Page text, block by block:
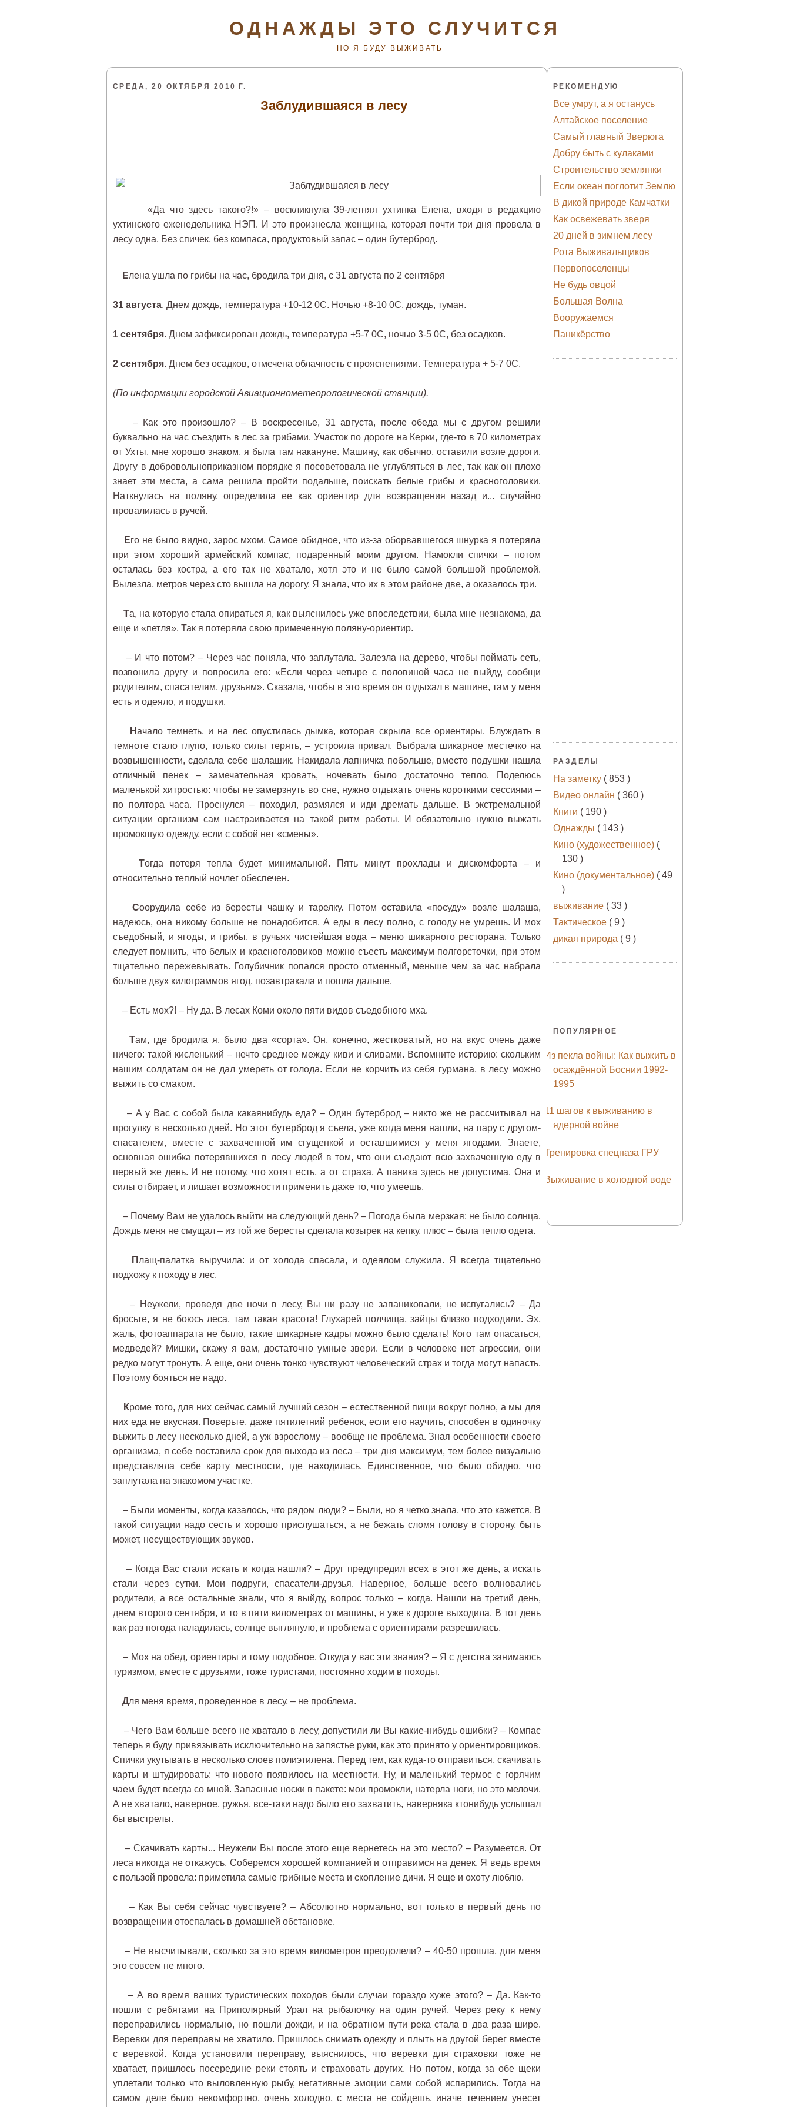
ОДНАЖДЫ ЭТО СЛУЧИТСЯ
НО Я БУДУ ВЫЖИВАТЬ
СРЕДА, 20 ОКТЯБРЯ 2010 Г.
Заблудившаяся в лесу
«Да что здесь такого?!» – воскликнула 39-летняя ухтинка Елена, входя в редакцию
ухтинского еженедельника НЭП. И это произнесла женщина, которая почти три дня провела в
лесу одна. Без спичек, без компаса, продуктовый запас – один бутерброд.
Елена ушла по грибы на час, бродила три дня, с 31 августа по 2 сентября
31 августа. Днем дождь, температура +10-12 0С. Ночью +8-10 0С, дождь, туман.
1 сентября. Днем зафиксирован дождь, температура +5-7 0С, ночью 3-5 0С, без осадков.
2 сентября. Днем без осадков, отмечена облачность с прояснениями. Температура + 5-7 0С.
(По информации городской Авиационнометеорологической станции).
– Как это произошло? – В воскресенье, 31 августа, после обеда мы с другом решили
буквально на час съездить в лес за грибами. Участок по дороге на Керки, где-то в 70 километрах
от Ухты, мне хорошо знаком, я была там накануне. Машину, как обычно, оставили возле дороги.
Другу в добровольноприказном порядке я посоветовала не углубляться в лес, так как он плохо
знает эти места, а сама решила пройти подальше, поискать белые грибы и красноголовики.
Наткнулась на поляну, определила ее как ориентир для возвращения назад и... случайно
провалилась в ручей.
Его не было видно, зарос мхом. Самое обидное, что из-за оборвавшегося шнурка я потеряла
при этом хороший армейский компас, подаренный моим другом. Намокли спички – потом
осталась без костра, а его так не хватало, хотя это и не было самой большой проблемой.
Вылезла, метров через сто вышла на дорогу. Я знала, что их в этом районе две, а оказалось три.
Та, на которую стала опираться я, как выяснилось уже впоследствии, была мне незнакома, да
еще и «петля». Так я потеряла свою примеченную поляну-ориентир.
– И что потом? – Через час поняла, что заплутала. Залезла на дерево, чтобы поймать сеть,
позвонила другу и попросила его: «Если через четыре с половиной часа не выйду, сообщи
родителям, спасателям, друзьям». Сказала, чтобы в это время он отдыхал в машине, там у меня
есть и одеяло, и подушки.
Начало темнеть, и на лес опустилась дымка, которая скрыла все ориентиры. Блуждать в
темноте стало глупо, только силы терять, – устроила привал. Выбрала шикарное местечко на
возвышенности, сделала себе шалашик. Накидала лапничка побольше, вместо подушки нашла
отличный пенек – замечательная кровать, ночевать было достаточно тепло. Поделюсь
маленькой хитростью: чтобы не замерзнуть во сне, нужно отдыхать очень короткими сессиями –
по полтора часа. Проснулся – походил, размялся и иди дремать дальше. В экстремальной
ситуации организм сам настраивается на такой ритм работы. И обязательно нужно выжать
промокшую одежду, если с собой нет «смены».
Тогда потеря тепла будет минимальной. Пять минут прохлады и дискомфорта – и
относительно теплый ночлег обеспечен.
Соорудила себе из бересты чашку и тарелку. Потом оставила «посуду» возле шалаша,
надеюсь, она никому больше не понадобится. А еды в лесу полно, с голоду не умрешь. И мох
съедобный, и ягоды, и грибы, в ручьях чистейшая вода – меню шикарного ресторана. Только
следует помнить, что белых и красноголовиков можно съесть максимум полгорсточки, при этом
тщательно пережевывать. Голубичник попался просто отменный, меньше чем за час набрала
больше двух килограммов ягод, позавтракала и пошла дальше.
– Есть мох?! – Ну да. В лесах Коми около пяти видов съедобного мха.
Там, где бродила я, было два «сорта». Он, конечно, жестковатый, но на вкус очень даже
ничего: такой кисленький – нечто среднее между киви и сливами. Вспомните историю: скольким
нашим солдатам он не дал умереть от голода. Если не корчить из себя гурмана, в лесу можно
выжить со смаком.
– А у Вас с собой была какаянибудь еда? – Один бутерброд – никто же не рассчитывал на
прогулку в несколько дней. Но этот бутерброд я съела, уже когда меня нашли, на пару с другом-
спасателем, вместе с захваченной им сгущенкой и оставшимися у меня ягодами. Знаете,
основная ошибка потерявшихся в лесу людей в том, что они съедают всю захваченную еду в
первый же день. И не потому, что хотят есть, а от страха. А паника здесь не допустима. Она и
силы отбирает, и лишает возможности применить даже то, что умеешь.
– Почему Вам не удалось выйти на следующий день? – Погода была мерзкая: не было солнца.
Дождь меня не смущал – из той же бересты сделала козырек на кепку, плюс – была тепло одета.
П лащ-палатка выручила: и от холода спасала, и одеялом служила. Я всегда тщательно
подхожу к походу в лес.
– Неужели, проведя две ночи в лесу, Вы ни разу не запаниковали, не испугались? – Да
бросьте, я не боюсь леса, там такая красота! Глухарей полчища, зайцы близко подходили. Эх,
жаль, фотоаппарата не было, такие шикарные кадры можно было сделать! Кого там опасаться,
медведей? Мишки, скажу я вам, достаточно умные звери. Если в человеке нет агрессии, они
редко могут тронуть. А еще, они очень тонко чувствуют человеческий страх и тогда могут напасть.
Поэтому бояться не надо.
Кроме того, для них сейчас самый лучший сезон – естественной пищи вокруг полно, а мы для
них еда не вкусная. Поверьте, даже пятилетний ребенок, если его научить, способен в одиночку
выжить в лесу несколько дней, а уж взрослому – вообще не проблема. Зная особенности своего
организма, я себе поставила срок для выхода из леса – три дня максимум, тем более визуально
представляла себе карту местности, где находилась. Единственное, что было обидно, что
заплутала на знакомом участке.
– Были моменты, когда казалось, что рядом люди? – Были, но я четко знала, что это кажется. В
такой ситуации надо сесть и хорошо прислушаться, а не бежать сломя голову в сторону, быть
может, несуществующих звуков.
– Когда Вас стали искать и когда нашли? – Друг предупредил всех в этот же день, а искать
стали через сутки. Мои подруги, спасатели-друзья. Наверное, больше всего волновались
родители, а все остальные знали, что я выйду, вопрос только – когда. Нашли на третий день,
днем второго сентября, и то в пяти километрах от машины, я уже к дороге выходила. В тот день
как раз погода наладилась, солнце выглянуло, и проблема с ориентирами разрешилась.
– Мох на обед, ориентиры и тому подобное. Откуда у вас эти знания? – Я с детства занимаюсь
туризмом, вместе с друзьями, тоже туристами, постоянно ходим в походы.
Для меня время, проведенное в лесу, – не проблема.
– Чего Вам больше всего не хватало в лесу, допустили ли Вы какие-нибудь ошибки? – Компас
теперь я буду привязывать исключительно на запястье руки, как это принято у ориентировщиков.
Спички укутывать в несколько слоев полиэтилена. Перед тем, как куда-то отправиться, скачивать
карты и штудировать: что нового появилось на местности. Ну, и маленький термос с горячим
чаем будет всегда со мной. Запасные носки в пакете: мои промокли, натерла ноги, но это мелочи.
А не хватало, наверное, ружья, все-таки надо было его захватить, наверняка ктонибудь услышал
бы выстрелы.
– Скачивать карты... Неужели Вы после этого еще вернетесь на это место? – Разумеется. От
леса никогда не откажусь. Соберемся хорошей компанией и отправимся на денек. Я ведь время
с пользой провела: приметила самые грибные места и скопление дичи. Я еще и охоту люблю.
– Как Вы себя сейчас чувствуете? – Абсолютно нормально, вот только в первый день по
возвращении отоспалась в домашней обстановке.
– Не высчитывали, сколько за это время километров преодолели? – 40-50 прошла, для меня
это совсем не много.
– А во время ваших туристических походов были случаи гораздо хуже этого? – Да. Как-то
пошли с ребятами на Приполярный Урал на рыбалочку на один ручей. Через реку к нему
переправились нормально, но пошли дожди, и на обратном пути река стала в два раза шире.
Веревки для переправы не хватило. Пришлось снимать одежду и плыть на другой берег вместе
с веревкой. Когда установили переправу, выяснилось, что веревки для страховки тоже не
хватает, пришлось посередине реки стоять и страховать других. Но потом, когда за обе щеки
уплетали только что выловленную рыбу, негативные эмоции сами собой испарились. Тогда на
самом деле было некомфортно, очень холодно, с места не сойдешь, иначе течением унесет
РЕКОМЕНДУЮ
Все умрут, а я останусь
Алтайское поселение
Самый главный Зверюга
Добру быть с кулаками
Строительство землянки
Если океан поглотит Землю
В дикой природе Камчатки
Как освежевать зверя
20 дней в зимнем лесу
Рота Выживальщиков
Первопоселенцы
Не будь овцой
Большая Волна
Вооружаемся
Паникёрство
РАЗДЕЛЫ
На заметку ( 853 )
Видео онлайн ( 360 )
Книги ( 190 )
Однажды ( 143 )
Кино (художественное) (
130 )
Кино (документальное) ( 49
)
выживание ( 33 )
Тактическое ( 9 )
дикая природа ( 9 )
ПОПУЛЯРНОЕ
Из пекла войны: Как выжить в
осаждённой Боснии 1992-
1995
11 шагов к выживанию в
ядерной войне
Тренировка спецназа ГРУ
Выживание в холодной воде